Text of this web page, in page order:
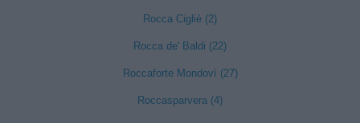
Rocca Cigliè (2)
Rocca de' Baldi (22)
Roccaforte Mondovì (27)
Roccasparvera (4)